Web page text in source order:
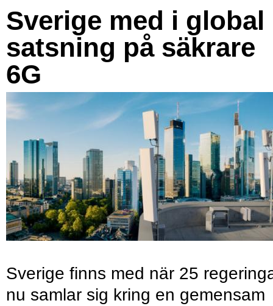
Sverige med i global
satsning på säkrare
6G
Sverige finns med när 25
nu samlar sig kring en gemensam